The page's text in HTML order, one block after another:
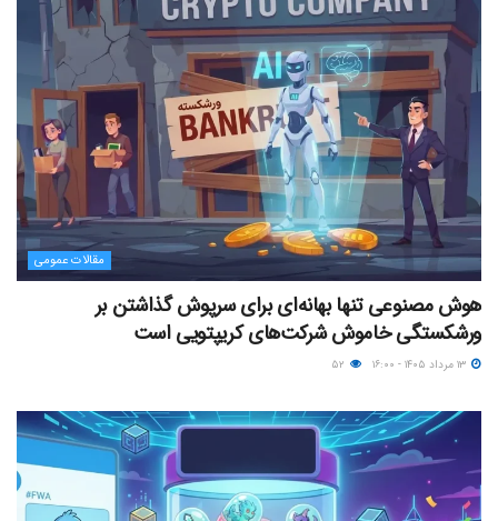
مقالات عمومی
هوش مصنوعی تنها بهانه‌ای برای سرپوش گذاشتن بر
ورشکستگی خاموش شرکت‌های کریپتویی است